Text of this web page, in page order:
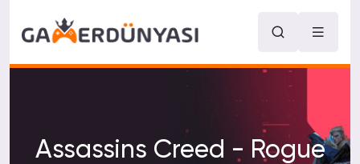
Assassins Creed - Rogue